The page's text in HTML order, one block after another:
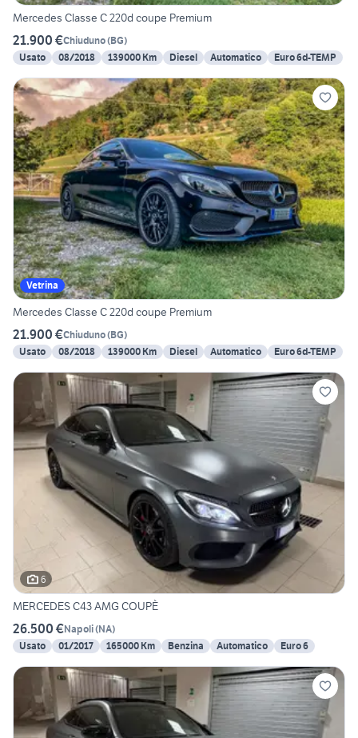
Mercedes Classe C 220d coupe Premium
21.900 €Chiuduno(BG)
Usato
08/2018 139000 Km Diesel Automatico Euro 6d-TEMP
Vetrina
Mercedes Classe C 220d coupe Premium
21.900 €Chiuduno(BG)
Usato
08/2018 139000 Km Diesel Automatico Euro 6d-TEMP
6
MERCEDES C43 AMG COUPÈ
26.500 €Napoli(NA)
Usato
01/2017 165000 Km Benzina Automatico Euro 6